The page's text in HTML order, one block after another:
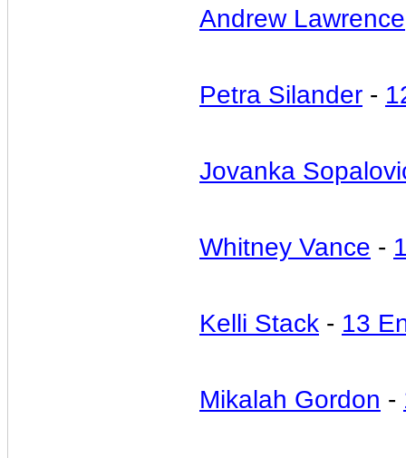
Andrew Lawrence
Petra Silander -
Jovanka
Whitney Vance -
Kelli Stack - 13
Mikalah Gordon -